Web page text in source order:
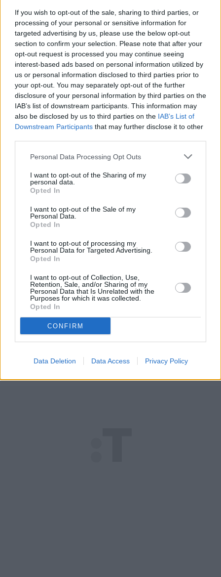
If you wish to opt-out of the sale, sharing to third parties, or
processing of your personal or sensitive information for
targeted advertising by us, please use the below opt-out
section to confirm your selection. Please note that after your
opt-out request is processed you may continue seeing
interest-based ads based on personal information utilized by
us or personal information disclosed to third parties prior to
your opt-out. You may separately opt-out of the further
disclosure of your personal information by third parties on the
IAB’s list of downstream participants. This information may
also be disclosed by us to third parties on the IAB’s List of
Downstream Participants that may further disclose it to other
Personal Data Processing Opt Outs
I want to opt-out of the Sharing of my
personal data.
Opted In
I want to opt-out of the Sale of my
Personal Data.
Opted In
I want to opt-out of processing my
Personal Data for Targeted Advertising.
Opted In
I want to opt-out of Collection, Use,
Retention, Sale, and/or Sharing of my
Personal Data that Is Unrelated with the
Purposes for which it was collected.
Opted In
CONFIRM
Data Deletion Data Access Privacy Policy
Od tamtej pory prezydent USA wielokrotnie dawał
wyraz swojej niechęci do artystki. Kpił z niej między
innymi po porażce Kansas City Chiefs w Super Bowl
w 2025 roku. Podczas finału Swift została
wygwizdana przez kibiców Philadelphia Eagles, co
Trump szybko podchwycił i napisał w sieci, że
"świat wraca do zdrowia!". Po ogłoszeniu jej
zaręczyn z Kelcem Trump wydawał się jednak
złagodzić ton. Nazwał Swift "wspaniałą osobą" i
Trump regularnie uderza jednak w gwiazdy, które go
nie popierają. Te nie pozostają mu dłużne.
Wielokrotnie w republikańskiego przywódcę
George Clooney. Z Białym Domu mają na
pieńku Stephen Colbert
wypowiedź o Melanii Trump
Mark Hamill
opublikował grafikę przedstawiającą Donalda
Trumpa w... grobie
REKLAMA